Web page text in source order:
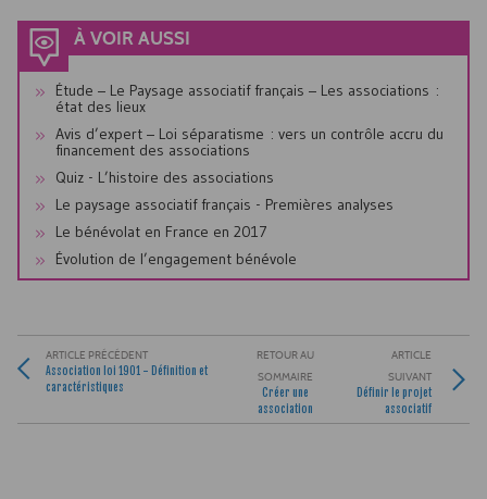
À VOIR AUSSI
Étude – Le Paysage associatif français – Les associations :
état des lieux
Avis d’expert – Loi séparatisme : vers un contrôle accru du
financement des associations
Quiz - L’histoire des associations
Le paysage associatif français - Premières analyses
Le bénévolat en France en 2017
Évolution de l’engagement bénévole
ARTICLE PRÉCÉDENT
Association loi 1901 - Définition et
caractéristiques
RETOUR AU
SOMMAIRE
Créer une
association
ARTICLE
SUIVANT
Définir le projet
associatif